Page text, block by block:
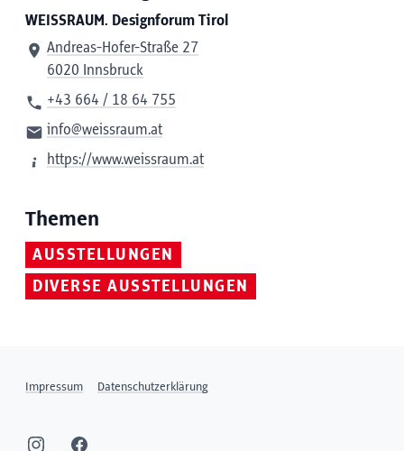
WEISSRAUM. Designforum Tirol
Andreas-Hofer-Straße 27
6020 Innsbruck
+43 664 / 18 64 755
info@weissraum.at
https://www.weissraum.at
Themen
AUSSTELLUNGEN
DIVERSE AUSSTELLUNGEN
Impressum Datenschutzerklärung